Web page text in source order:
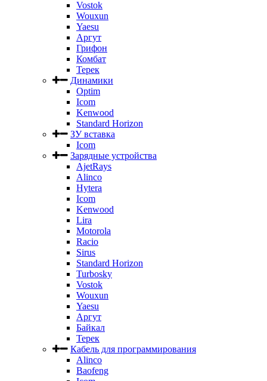
Vostok
Wouxun
Yaesu
Аргут
Грифон
Комбат
Терек
Динамики
Optim
Icom
Kenwood
Standard Horizon
ЗУ вставка
Icom
Зарядные устройства
AjetRays
Alinco
Hytera
Icom
Kenwood
Lira
Motorola
Racio
Sirus
Standard Horizon
Turbosky
Vostok
Wouxun
Yaesu
Аргут
Байкал
Терек
Кабель для программирования
Alinco
Baofeng